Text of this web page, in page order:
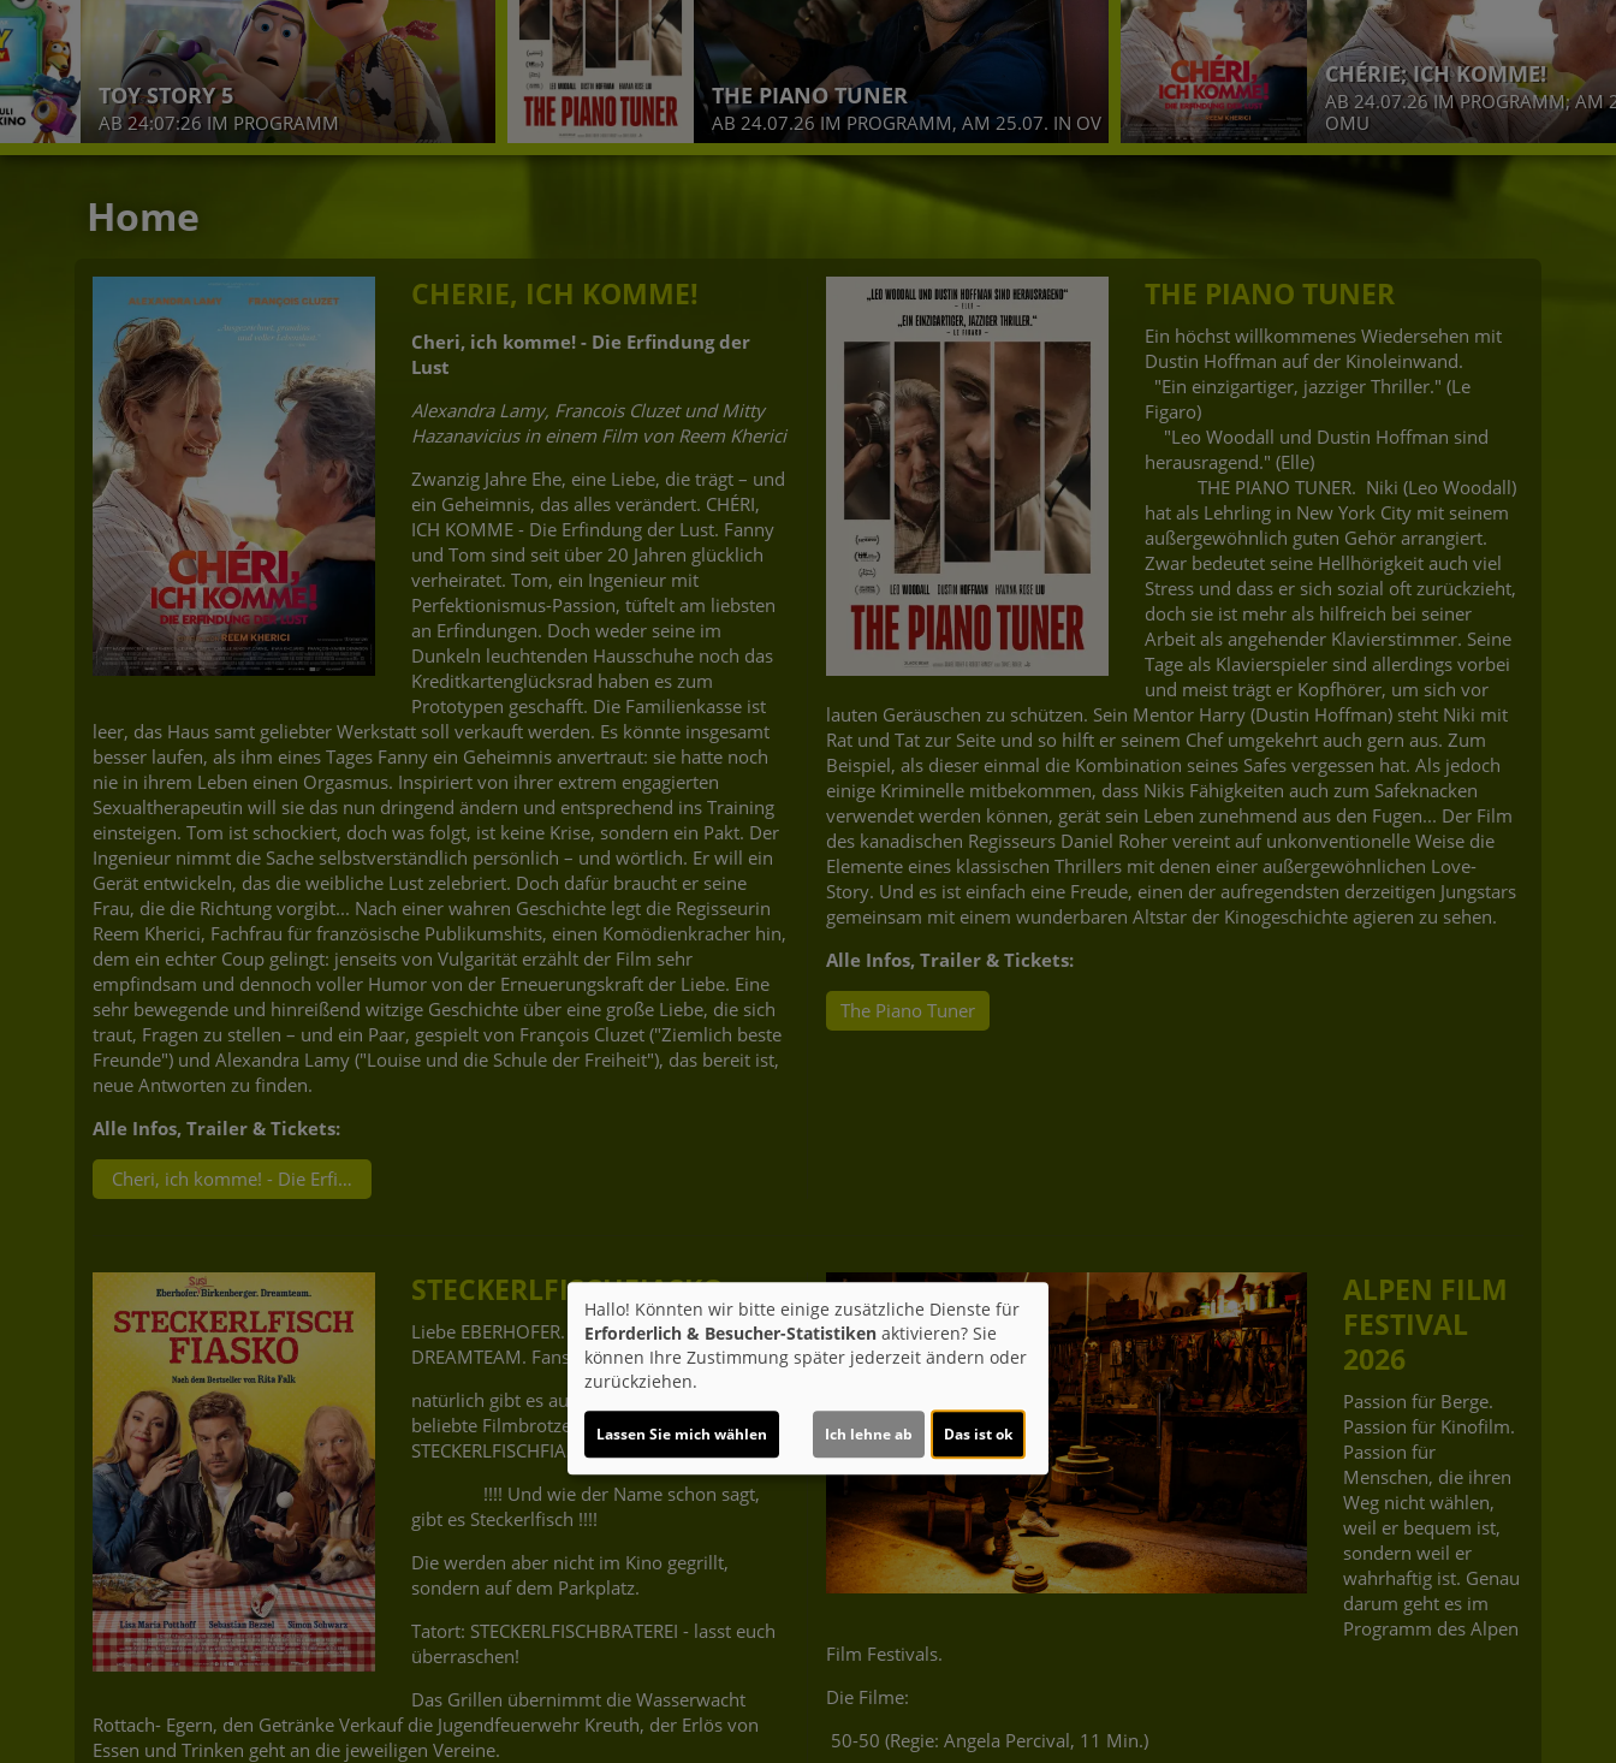
THE PIANO TUNER
AB 24.07.26 IM PROGRAMM, AM 25.07. IN OV
CHÉRIE; ICH KOMME!
AB 24.07.26 IM PROGRAMM; AM 29.06. IN
OMU
Am
Home
CHERIE, ICH KOMME!
Cheri, ich komme! - Die Erfindung der
Lust
Alexandra Lamy, Francois Cluzet und Mitty
Hazanavicius in einem Film von Reem Kherici
Zwanzig Jahre Ehe, eine Liebe, die trägt – und
ein Geheimnis, das alles verändert. CHÉRI,
ICH KOMME - Die Erfindung der Lust. Fanny
und Tom sind seit über 20 Jahren glücklich
verheiratet. Tom, ein Ingenieur mit
Perfektionismus-Passion, tüftelt am liebsten
an Erfindungen. Doch weder seine im
Dunkeln leuchtenden Hausschuhe noch das
Kreditkartenglücksrad haben es zum
Prototypen geschafft. Die Familienkasse ist
leer, das Haus samt geliebter Werkstatt soll verkauft werden. Es könnte insgesamt
besser laufen, als ihm eines Tages Fanny ein Geheimnis anvertraut: sie hatte noch
nie in ihrem Leben einen Orgasmus. Inspiriert von ihrer extrem engagierten
Sexualtherapeutin will sie das nun dringend ändern und entsprechend ins Training
einsteigen. Tom ist schockiert, doch was folgt, ist keine Krise, sondern ein Pakt. Der
Ingenieur nimmt die Sache selbstverständlich persönlich – und wörtlich. Er will ein
Gerät entwickeln, das die weibliche Lust zelebriert. Doch dafür braucht er seine
Frau, die die Richtung vorgibt... Nach einer wahren Geschichte legt die Regisseurin
Reem Kherici, Fachfrau für französische Publikumshits, einen Komödienkracher hin,
dem ein echter Coup gelingt: jenseits von Vulgarität erzählt der Film sehr
empfindsam und dennoch voller Humor von der Erneuerungskraft der Liebe. Eine
sehr bewegende und hinreißend witzige Geschichte über eine große Liebe, die sich
traut, Fragen zu stellen – und ein Paar, gespielt von François Cluzet ("Ziemlich beste
Freunde") und Alexandra Lamy ("Louise und die Schule der Freiheit"), das bereit ist,
neue Antworten zu finden.
Alle Infos, Trailer & Tickets:
Cheri, ich komme! - Die Erfindung der Lust
THE PIANO TUNER
Ein höchst willkommenes Wiedersehen mit
Dustin Hoffman auf der Kinoleinwand.
"Ein einzigartiger, jazziger Thriller." (Le
Figaro)
"Leo Woodall und Dustin Hoffman sind
herausragend." (Elle)
THE PIANO TUNER. Niki (Leo Woodall)
hat als Lehrling in New York City mit seinem
außergewöhnlich guten Gehör arrangiert.
Zwar bedeutet seine Hellhörigkeit auch viel
Stress und dass er sich sozial oft zurückzieht,
doch sie ist mehr als hilfreich bei seiner
Arbeit als angehender Klavierstimmer. Seine
Tage als Klavierspieler sind allerdings vorbei
und meist trägt er Kopfhörer, um sich vor
lauten Geräuschen zu schützen. Sein Mentor Harry (Dustin Hoffman) steht Niki mit
Rat und Tat zur Seite und so hilft er seinem Chef umgekehrt auch gern aus. Zum
Beispiel, als dieser einmal die Kombination seines Safes vergessen hat. Als jedoch
einige Kriminelle mitbekommen, dass Nikis Fähigkeiten auch zum Safeknacken
verwendet werden können, gerät sein Leben zunehmend aus den Fugen... Der Film
des kanadischen Regisseurs Daniel Roher vereint auf unkonventionelle Weise die
Elemente eines klassischen Thrillers mit denen einer außergewöhnlichen Love-
Story. Und es ist einfach eine Freude, einen der aufregendsten derzeitigen Jungstars
gemeinsam mit einem wunderbaren Altstar der Kinogeschichte agieren zu sehen.
Alle Infos, Trailer & Tickets:
The Piano Tuner
STECKERLFISCHFIASKO
Liebe EBERHOFER. SUSI. BIRKENBERGER.
DREAMTEAM. Fans,
natürlich gibt es auch heuer wieder die
beliebte Filmbrotzeit zum
STECKERLFISCHFIASKO.
!!!! Und wie der Name schon sagt,
gibt es Steckerlfisch !!!!
Die werden aber nicht im Kino gegrillt,
sondern auf dem Parkplatz.
Tatort: STECKERLFISCHBRATEREI - lasst euch
überraschen!
Das Grillen übernimmt die Wasserwacht
Rottach- Egern, den Getränke Verkauf die Jugendfeuerwehr Kreuth, der Erlös von
Essen und Trinken geht an die jeweiligen Vereine.
ALPEN FILM
FESTIVAL
2026
Passion für Berge.
Passion für Kinofilm.
Passion für
Menschen, die ihren
Weg nicht wählen,
weil er bequem ist,
sondern weil er
wahrhaftig ist. Genau
darum geht es im
Programm des Alpen
Film Festivals.
Die Filme:
50-50 (Regie: Angela Percival, 11 Min.)
Hallo! Könnten wir bitte einige zusätzliche Dienste für
Erforderlich & Besucher-Statistiken aktivieren? Sie
können Ihre Zustimmung später jederzeit ändern oder
zurückziehen.
Lassen Sie mich wählen Ich lehne ab Das ist ok